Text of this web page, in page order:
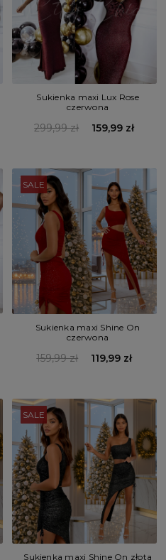
Sukienka maxi Lux Rose
czerwona
299,99 zł 159,99 zł
SALE
Sukienka maxi Shine On
czerwona
159,99 zł 119,99 zł
SALE
Sukienka maxi Shine On złota